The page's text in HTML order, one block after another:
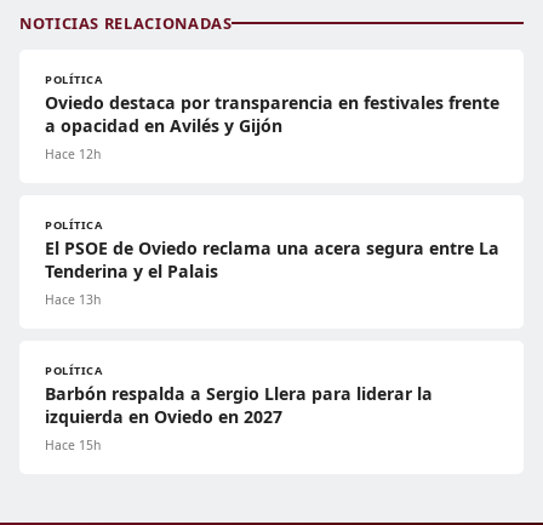
NOTICIAS RELACIONADAS
POLÍTICA
Oviedo destaca por transparencia en festivales frente
a opacidad en Avilés y Gijón
Hace 12h
POLÍTICA
El PSOE de Oviedo reclama una acera segura entre La
Tenderina y el Palais
Hace 13h
POLÍTICA
Barbón respalda a Sergio Llera para liderar la
izquierda en Oviedo en 2027
Hace 15h